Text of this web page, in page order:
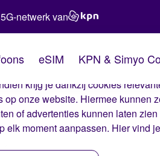
Met deze cookies zorgen
krijg je dankzij cookies
onze website. Hiermee kunnen
of advertenties kunnen laten
elk moment aanpassen. Hier vind
netwerk van
eSIM KPN & Simyo